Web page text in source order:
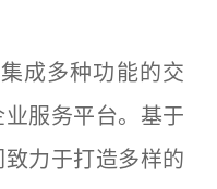
成多种功能的交
服务平台。基于
力于打造多样的